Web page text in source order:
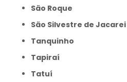
São Roque
São Silvestre de Jacarei
Tanquinho
Tapiraí
Tatuí